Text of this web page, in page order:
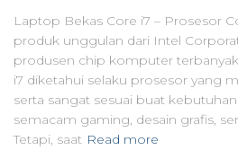
Laptop Bekas Core i7 – Prosesor
produk unggulan dari Intel
produsen chip komputer
i7 diketahui selaku prosesor yang
serta sangat sesuai buat
semacam gaming, desain grafis,
Tetapi, saat Read more